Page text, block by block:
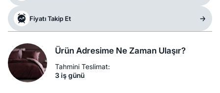
Fiyatı Takip Et
Ürün Adresime Ne Zaman Ulaşır?
Tahmini Teslimat:
3 iş günü